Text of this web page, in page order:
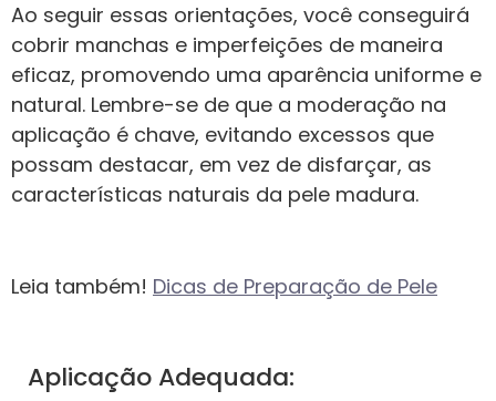
Ao seguir essas orientações, você conseguirá
cobrir manchas e imperfeições de maneira
eficaz, promovendo uma aparência uniforme e
natural. Lembre-se de que a moderação na
aplicação é chave, evitando excessos que
possam destacar, em vez de disfarçar, as
características naturais da pele madura.
Leia também! Dicas de Preparação de Pele
Aplicação Adequada: